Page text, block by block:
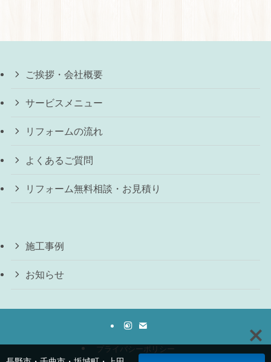
ご挨拶・会社概要
サービスメニュー
リフォームの流れ
よくあるご質問
リフォーム無料相談・お見積り
施工事例
お知らせ
プライバシーポリシー